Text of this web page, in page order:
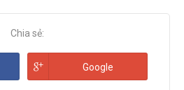
Chia sẻ:
Google